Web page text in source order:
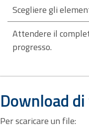
Scegliere gli
Attendere il
progresso.
Download
Per scaricare un file: